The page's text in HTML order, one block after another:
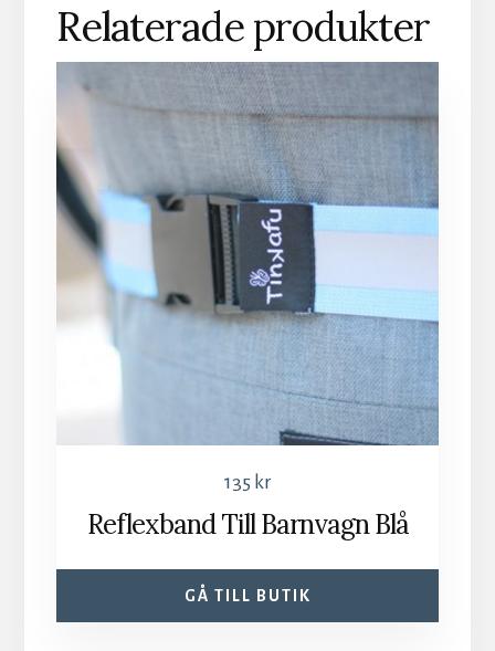
Relaterade produkter
135 kr
Reflexband Till Barnvagn Blå
GÅ TILL BUTIK